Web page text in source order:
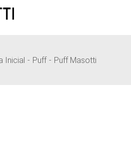
Inicial Puff Puff Masotti